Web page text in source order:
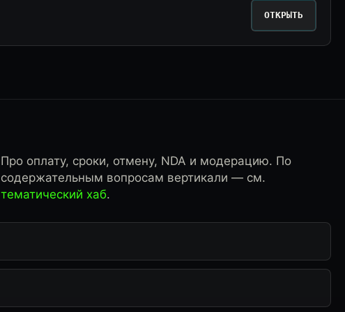
ОТКРЫТЬ
Про оплату, сроки, отмену, NDA и модерацию. По
содержательным вопросам вертикали — см.
тематический хаб.